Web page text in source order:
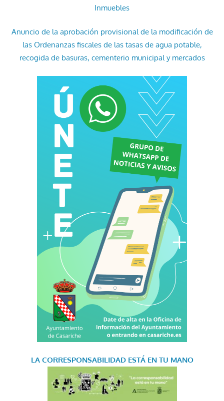
Inmuebles
Anuncio de la aprobación provisional de la modificación de
las Ordenanzas fiscales de las tasas de agua potable,
recogida de basuras, cementerio municipal y mercados
LA CORRESPONSABILIDAD ESTÁ EN TU MANO